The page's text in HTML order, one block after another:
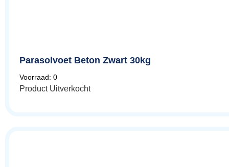
Parasolvoet Beton Zwart 30kg
Voorraad: 0
Product Uitverkocht